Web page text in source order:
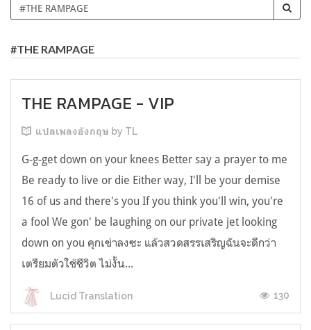
#THE RAMPAGE
THE RAMPAGE - VIP
แปลเพลงอังกฤษ by TL
G-g-get down on your knees Better say a prayer to me
Be ready to live or die Either way, I'll be your demise
16 of us and there's you If you think you'll win, you're
a fool We gon' be laughing on our private jet looking
down on you คุกเข่าลงซะ แล้วสวดสรรเสริญฉันจะดีกว่า
เตรียมตัวใช้ชีวิต ไม่งั้น...
Lucid Translation 130